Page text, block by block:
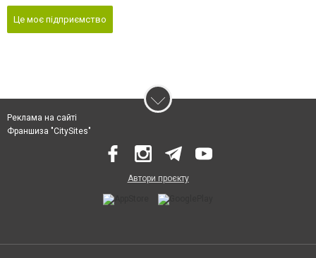
Це моє підприємство
Реклама на сайті
Франшиза "CitySites"
Автори проєкту